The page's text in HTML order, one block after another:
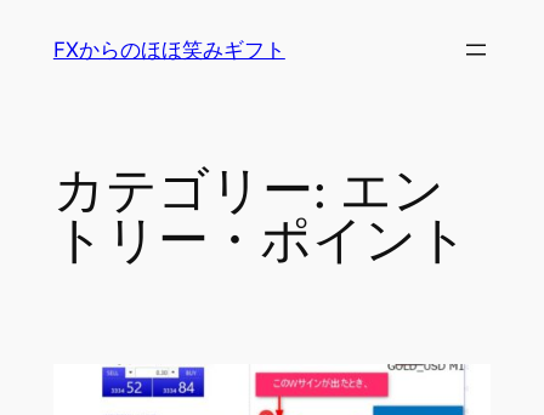
FXからのほほ笑みギフト
カテゴリー: エン
トリー・ポイント